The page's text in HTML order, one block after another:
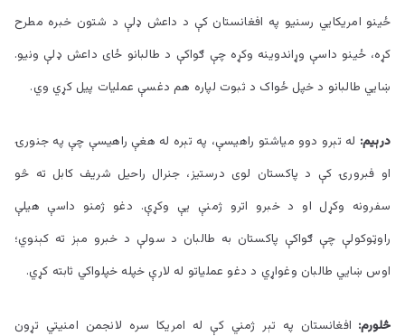
ځینو امریکايي رسنیو په افغانستان کې د داعش ډلې د شتون خبره مطرح
کړه، ځینو داسې وړاندوینه وکړه چې ګواکې د طالبانو ځای داعش ډلې ونیو.
ښايي طالبانو د خپل ځواک د ثبوت لپاره هم دغسې عملیات پیل کړي وي.
درېیم: له تېرو دوو میاشتو راهیسې، په تېره له هغې راهیسې چې په جنورۍ
او فبرورۍ کې د پاکستان لوی درستیز، جنرال راحیل شریف کابل ته څو
سفرونه وکړل او د خبرو اترو ژمنې يې وکړې. دغو ژمنو داسې هیلې
راوټوکولې چې ګواکې پاکستان به طالبان د سولې د خبرو مېز ته کېنوي؛
اوس ښايي طالبان وغواړي د دغو عملیاتو له لارې خپله خپلواکي ثابته کړي.
څلورم: افغانستان په تېر ژمني کې له امریکا سره لانجمن امنیتي تړون